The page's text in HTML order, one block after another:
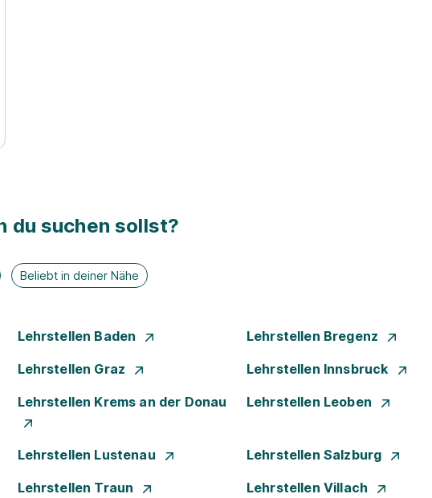
du suchen sollst?
Beliebt in deiner Nähe
Lehrstellen Baden Lehrstellen Bregenz
Lehrstellen Graz Lehrstellen Innsbruck
Lehrstellen Krems an der Donau Lehrstellen Leoben
Lehrstellen Lustenau Lehrstellen Salzburg
Lehrstellen Traun Lehrstellen Villach